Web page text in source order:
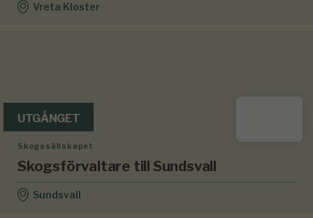
Vreta Kloster
UTGÅNGET
Skogssällskapet
Skogsförvaltare till Sundsvall
Sundsvall